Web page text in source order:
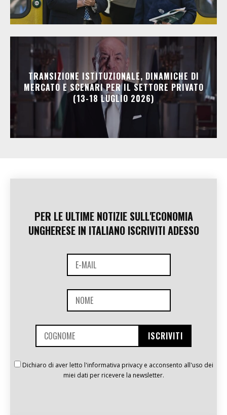
TRANSIZIONE ISTITUZIONALE, DINAMICHE DI
MERCATO E SCENARI PER IL SETTORE PRIVATO
(13-18 LUGLIO 2026)
PER LE ULTIME NOTIZIE SULL'ECONOMIA
UNGHERESE IN ITALIANO ISCRIVITI ADESSO
Dichiaro di aver letto l'informativa privacy e acconsento all'uso dei
miei dati per ricevere la newsletter.